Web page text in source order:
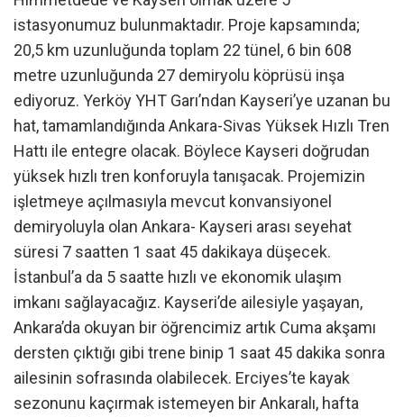
istasyonumuz bulunmaktadır. Proje kapsamında;
20,5 km uzunluğunda toplam 22 tünel, 6 bin 608
metre uzunluğunda 27 demiryolu köprüsü inşa
ediyoruz. Yerköy YHT Garı’ndan Kayseri’ye uzanan bu
hat, tamamlandığında Ankara-Sivas Yüksek Hızlı Tren
Hattı ile entegre olacak. Böylece Kayseri doğrudan
yüksek hızlı tren konforuyla tanışacak. Projemizin
işletmeye açılmasıyla mevcut konvansiyonel
demiryoluyla olan Ankara- Kayseri arası seyehat
süresi 7 saatten 1 saat 45 dakikaya düşecek.
İstanbul’a da 5 saatte hızlı ve ekonomik ulaşım
imkanı sağlayacağız. Kayseri’de ailesiyle yaşayan,
Ankara’da okuyan bir öğrencimiz artık Cuma akşamı
dersten çıktığı gibi trene binip 1 saat 45 dakika sonra
ailesinin sofrasında olabilecek. Erciyes’te kayak
sezonunu kaçırmak istemeyen bir Ankaralı, hafta